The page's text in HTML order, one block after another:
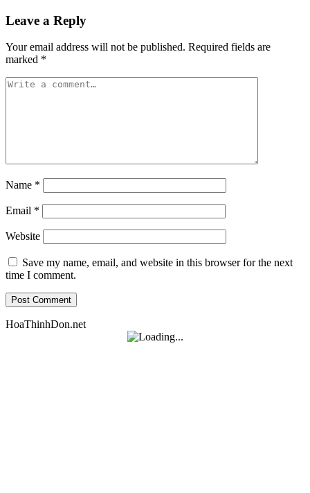
Leave a Reply
Your email address will not be published. Required fields are
marked *
Name *
Email *
Website
Save my name, email, and website in this browser for the next
time I comment.
HoaThinhDon.net